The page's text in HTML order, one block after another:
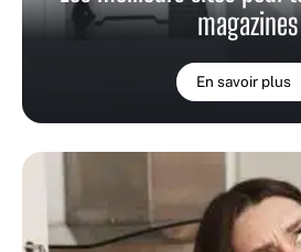
magazines
En savoir plus